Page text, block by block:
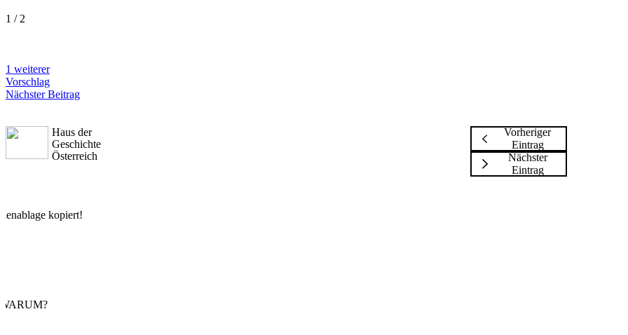
1 / 2
1 weiterer
Vorschlag
Nächster Beitrag
Haus der
Geschichte
Österreich
Vorheriger
Eintrag
Nächster
Eintrag
kopiert!